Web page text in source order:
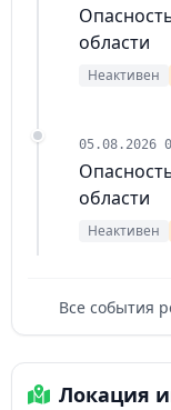
области
Неактивен
05.08.2026
области
Неактивен
Все события
Локация